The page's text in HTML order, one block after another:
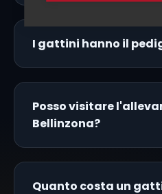
I gattini hanno il
Posso visitare
Bellinzona?
Quanto costa un